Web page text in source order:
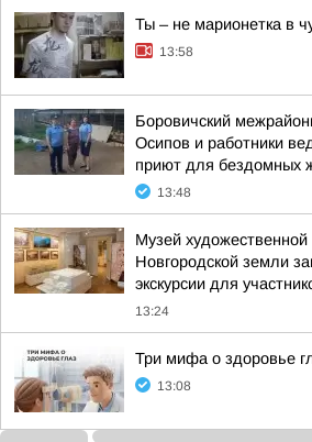
Ты – не марионетка в
13:58
Боровичский
Осипов и работники
приют для бездомных
13:48
Музей художественной
Новгородской земли
экскурсии для
13:24
Три мифа о здоровье
13:08